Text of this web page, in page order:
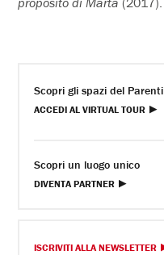
Scopri gli spazi del Parenti
ACCEDI AL VIRTUAL TOUR
Scopri un luogo unico
DIVENTA PARTNER
ISCRIVITI ALLA NEWSLETTER